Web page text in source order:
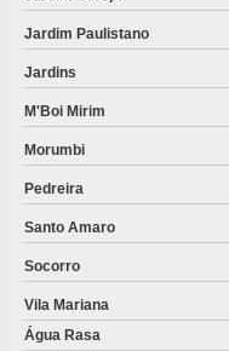
PRODUTOS ESTÉREIS
PRODUTOS HOSPITALARES
PRODUTOS
PROPÉ DESCARTAVEL
PROPÉ DESCARTAVEL PREÇO
ROUPA DESCARTAVEL
Jardim Paulistano
Jardins
M'Boi Mirim
Morumbi
Pedreira
Santo Amaro
Socorro
Vila Mariana
Água Rasa